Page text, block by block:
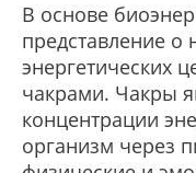
В основе
представление о
энергетических
чакрами. Чакры
концентрации
организм через